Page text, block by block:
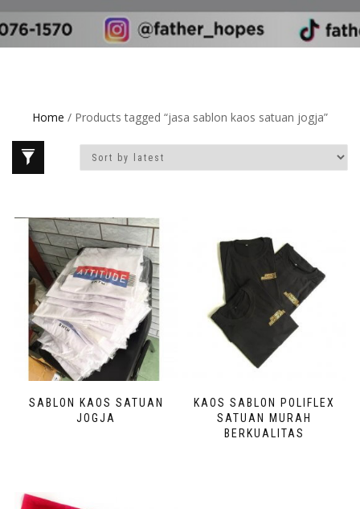
Home / Products tagged “jasa sablon kaos satuan jogja”
SABLON KAOS SATUAN
JOGJA
KAOS SABLON POLIFLEX
SATUAN MURAH
BERKUALITAS